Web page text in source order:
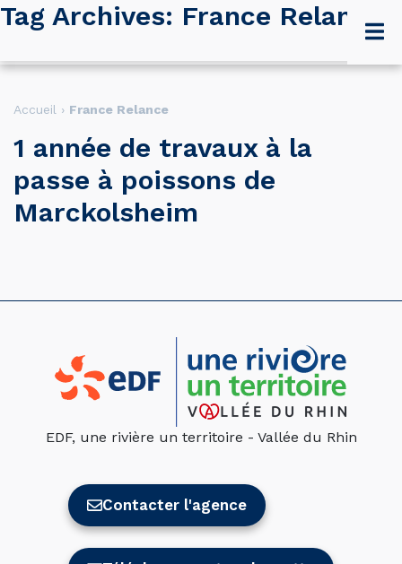
Accueil › France Relance
Tag Archives: France Relance
1 année de travaux à la
passe à poissons de
Marckolsheim
EDF, une rivière un territoire - Vallée du Rhin
Contacter l'agence